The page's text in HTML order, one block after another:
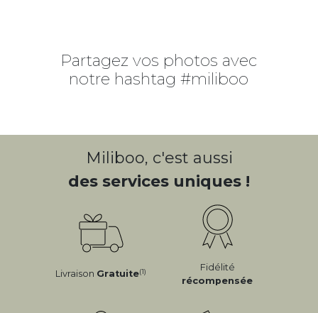
Partagez vos photos avec
notre hashtag #miliboo
Miliboo, c'est aussi
des services uniques !
Livraison Gratuite(1)
Fidélité
récompensée